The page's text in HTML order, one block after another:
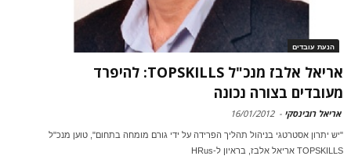
הנעת עובדים
אריאל אלבז מנכ"ל TOPSKILLS: להיפרד
מעובדים בצורה נכונה
אריאל רובינסקי -
16/01/2012
"יש יתרון אסטרטגי בניהול תהליך הפרידה על ידי גורם מומחה בתחום", טוען מנכ"ל
TOPSKILLS אריאל אלבז, בראיון ל-HRus